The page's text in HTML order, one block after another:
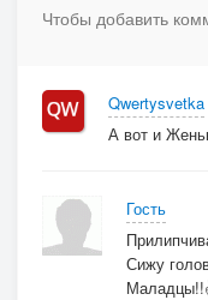
Чтобы добавить
Qwertysvetka
А вот и
Гость
Сижу